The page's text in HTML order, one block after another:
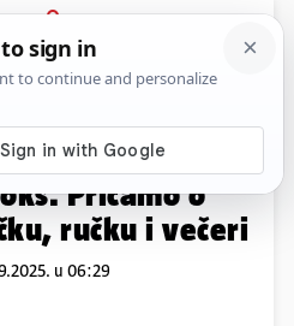
PRIJAVA
Sport Komentari
PLUS+
je još kao
Pričamo o
ručku i večeri
u 06:29